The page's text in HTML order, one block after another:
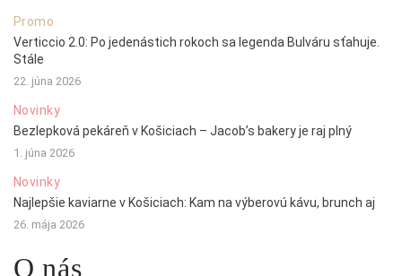
Promo
Verticcio 2.0: Po jedenástich rokoch sa legenda Bulváru sťahuje.
Stále
22. júna 2026
Novinky
Bezlepková pekáreň v Košiciach – Jacob’s bakery je raj plný
1. júna 2026
Novinky
Najlepšie kaviarne v Košiciach: Kam na výberovú kávu, brunch aj
26. mája 2026
O nás